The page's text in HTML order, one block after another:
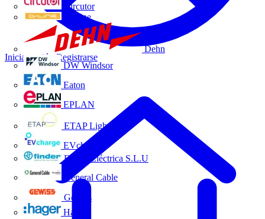
Circutor
D-Line
Dehn
DW Windsor
Eaton
EPLAN
ETAP Lighting
EVcharge
Finder Eléctrica S.L.U
General Cable
Gewiss
Hager
Iniciar sesión Registrarse